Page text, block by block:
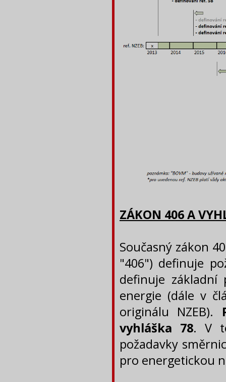
ZÁKON 406 A
Současný zákon
"406") definuje
definuje
energie (dále v
originálu NZEB).
vyhláška 78. V
požadavky
pro energetickou